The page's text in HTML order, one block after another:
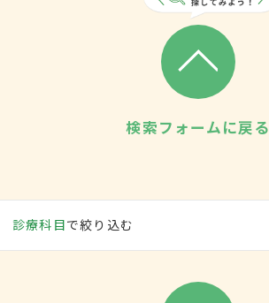
検索フォームに戻る
診療科目で絞り込む